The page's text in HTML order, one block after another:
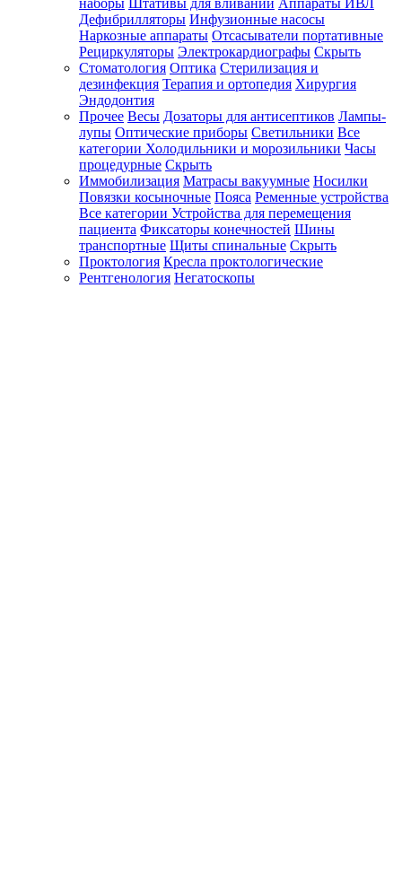
наборы Штативы для вливаний Аппараты ИВЛ
Дефибрилляторы Инфузионные насосы
Наркозные аппараты Отсасыватели портативные
Рециркуляторы Электрокардиографы Скрыть
Стоматология Оптика Стерилизация и
дезинфекция Терапия и ортопедия Хирургия
Эндодонтия
Прочее Весы Дозаторы для антисептиков Лампы-
лупы Оптические приборы Светильники Все
категории Холодильники и морозильники Часы
процедурные Скрыть
Иммобилизация Матрасы вакуумные Носилки
Повязки косыночные Пояса Ременные устройства
Все категории Устройства для перемещения
пациента Фиксаторы конечностей Шины
транспортные Щиты спинальные Скрыть
Проктология Кресла проктологические
Рентгенология Негатоскопы